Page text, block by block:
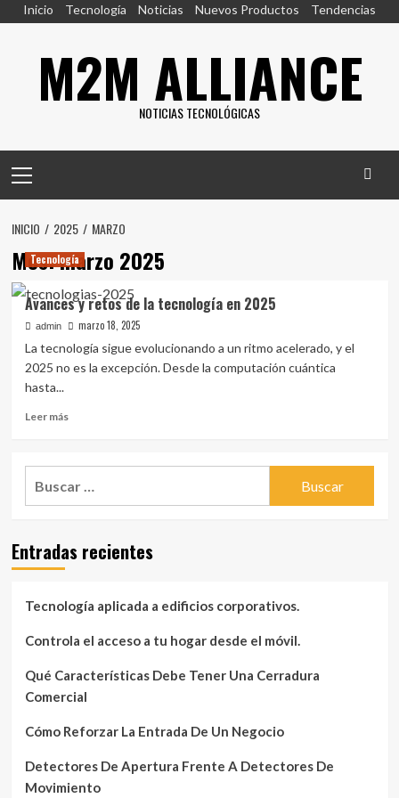
Saltar
contenido
Inicio Tecnología Noticias Nuevos Productos Tendencias
M2M ALLIANCE
NOTICIAS TECNOLÓGICAS
principal
INICIO 2025 MARZO
Mes:marzo 2025
Tecnología
Avances y retos de la tecnología en 2025
admin marzo 18, 2025
La tecnología sigue evolucionando a un ritmo acelerado, y el
2025 no es la excepción. Desde la computación cuántica
hasta...
Leer másLeer
Avances
y
tecnología
Entradas recientes
Tecnología aplicada a edificios corporativos.
Controla el acceso a tu hogar desde el móvil.
Qué Características Debe Tener Una Cerradura
Comercial
Cómo Reforzar La Entrada De Un Negocio
Detectores De Apertura Frente A Detectores De
Movimiento